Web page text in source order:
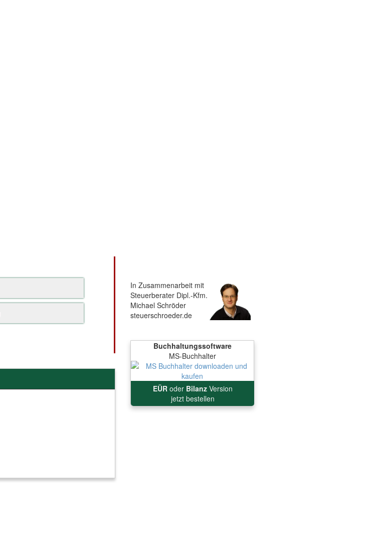
In Zusammenarbeit mit
Steuerberater Dipl.-Kfm.
Michael Schröder
steuerschroeder.de
Buchhaltungssoftware
MS-Buchhalter
EÜRoder BilanzVersion
jetzt bestellen